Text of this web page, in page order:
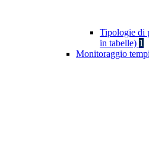
Tipologie di
in tabelle) 1
Monitoraggio